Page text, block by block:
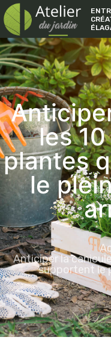
les
plantes
le
Anticiper la
supportent le